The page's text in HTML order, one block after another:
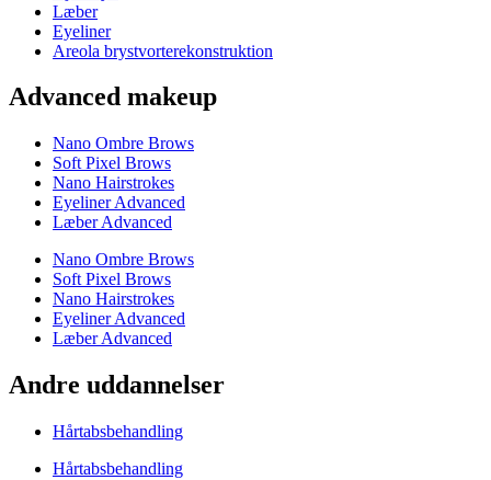
Læber
Eyeliner
Areola brystvorterekonstruktion
Advanced makeup
Nano Ombre Brows
Soft Pixel Brows
Nano Hairstrokes
Eyeliner Advanced
Læber Advanced
Nano Ombre Brows
Soft Pixel Brows
Nano Hairstrokes
Eyeliner Advanced
Læber Advanced
Andre uddannelser
Hårtabsbehandling
Hårtabsbehandling